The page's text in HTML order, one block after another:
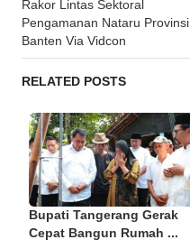
navigation
Rakor Lintas Sektoral
Pengamanan Nataru Provinsi
Banten Via Vidcon
RELATED POSTS
Bupati Tangerang Gerak
Cepat Bangun Rumah ...